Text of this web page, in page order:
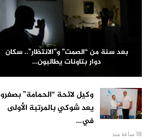
بعد سنة من “الصمت” و”الانتظار”.. سكان
دوار بتاونات يطالبون…
وكيل لائحة “الحمامة” بصفرو
يعد شوكي بالمرتبة الأولى
في…
18 ساعة منذ